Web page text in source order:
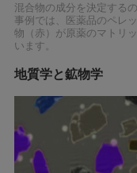
混合物の成分を決定する
事例では、医薬品のペレ
物（赤）が原薬のマトリ
います。
地質学と鉱物学